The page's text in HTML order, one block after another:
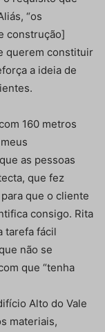
“os
construção]
querem constituir
a ideia de
160 metros
as pessoas
que fez
que o cliente
consigo. Rita
tarefa fácil
não se
que “tenha
Alto do Vale
materiais,